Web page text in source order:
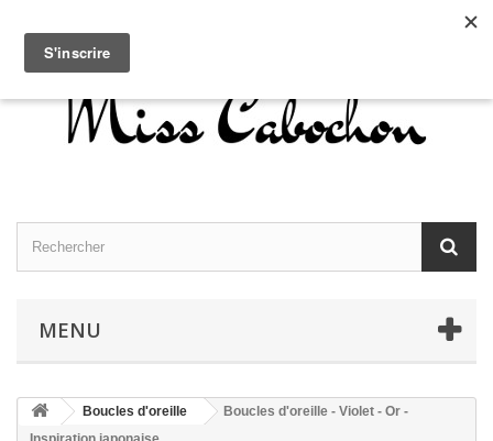
Connexion
MENU
Boucles d'oreille
Boucles d'oreille - Violet - Or -